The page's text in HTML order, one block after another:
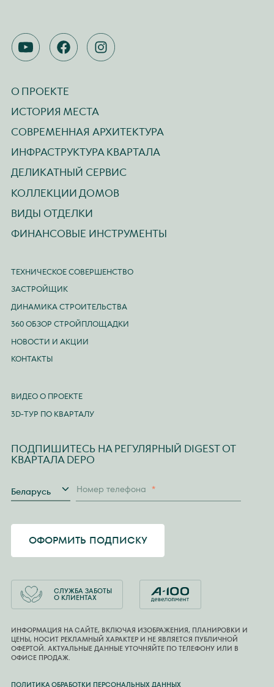
YOUTUBEFACEBOOKINSTAGRAM
О ПРОЕКТЕ
ИСТОРИЯ МЕСТА
СОВРЕМЕННАЯ АРХИТЕКТУРА
ИНФРАСТРУКТУРА КВАРТАЛА
ДЕЛИКАТНЫЙ СЕРВИС
КОЛЛЕКЦИИ ДОМОВ
ВИДЫ ОТДЕЛКИ
ФИНАНСОВЫЕ ИНСТРУМЕНТЫ
ТЕХНИЧЕСКОЕ СОВЕРШЕНСТВО
ЗАСТРОЙЩИК
ДИНАМИКА СТРОИТЕЛЬСТВА
360 ОБЗОР СТРОЙПЛОЩАДКИ
НОВОСТИ И АКЦИИ
КОНТАКТЫ
ВИДЕО О ПРОЕКТЕ
3D-ТУР ПО КВАРТАЛУ
ПОДПИШИТЕСЬ НА РЕГУЛЯРНЫЙ DIGEST ОТ
КВАРТАЛА DEPO
Беларусь Номер телефона *
ОФОРМИТЬ ПОДПИСКУ
СЛУЖБА ЗАБОТЫ
О КЛИЕНТАХ
ИНФОРМАЦИЯ НА САЙТЕ, ВКЛЮЧАЯ ИЗОБРАЖЕНИЯ, ПЛАНИРОВКИ И
ЦЕНЫ, НОСИТ РЕКЛАМНЫЙ ХАРАКТЕР И НЕ ЯВЛЯЕТСЯ ПУБЛИЧНОЙ
ОФЕРТОЙ. АКТУАЛЬНЫЕ ДАННЫЕ УТОЧНЯЙТЕ ПО ТЕЛЕФОНУ ИЛИ В
ОФИСЕ ПРОДАЖ.
ПОЛИТИКА ОБРАБОТКИ ПЕРСОНАЛЬНЫХ ДАННЫХ